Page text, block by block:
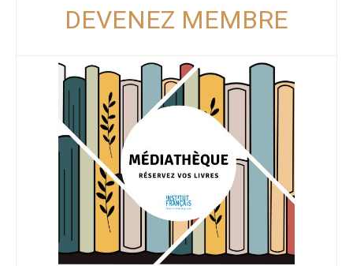
DEVENEZ MEMBRE